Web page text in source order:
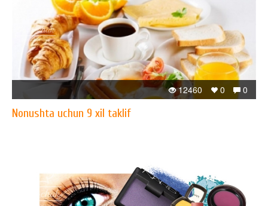
0
0
12460
Nonushta uchun 9 xil taklif